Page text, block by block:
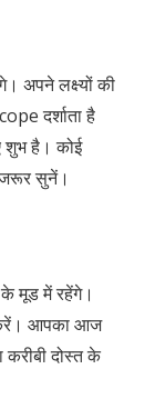
अपने लक्ष्यों की
दर्शाता है
है। कोई
जरूर सुनें।
मूड में रहेंगे।
आपका आज
दोस्त के